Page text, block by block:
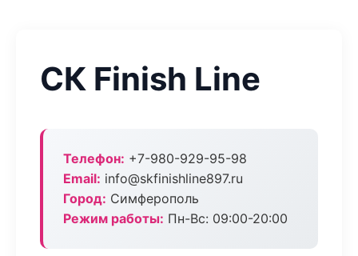
СК Finish Line
Телефон: +7-980-929-95-98
Email: info@skfinishline897.ru
Город: Симферополь
Режим работы: Пн-Вс: 09:00-20:00